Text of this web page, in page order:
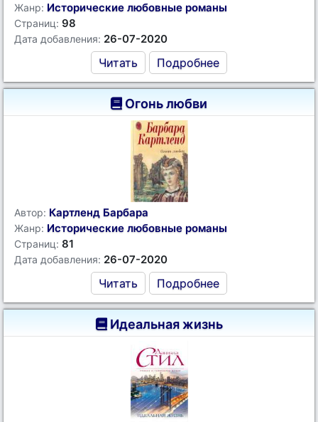
Жанр: Исторические любовные романы
Страниц: 98
Дата добавления: 26-07-2020
Читать Подробнее
Огонь любви
Автор: Картленд Барбара
Жанр: Исторические любовные романы
Страниц: 81
Дата добавления: 26-07-2020
Читать Подробнее
Идеальная жизнь